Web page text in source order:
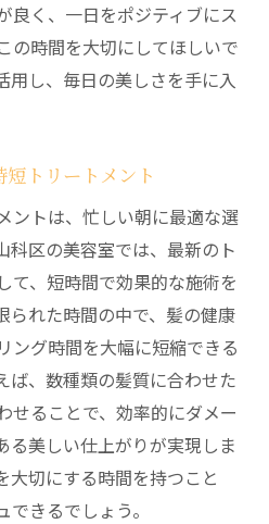
常の癒し
を特別にする理由
る美容室の魅力
すポジティブ効果
一日をどう変えるか
る美容室体験
る一日
でのリラクゼーション
供されるリラクゼーショ
としての美容室朝割
ョンの効果とは
の美容室体験
良く、一日をポジティブにス
の時間を大切にしてほしいで
用し、毎日の美しさを手に入
トリートメント
ントは、忙しい朝に最適な選
科区の美容室では、最新のト
て、短時間で効果的な施術を
られた時間の中で、髪の健康
ング時間を大幅に短縮できる
ば、数種類の髪質に合わせた
せることで、効率的にダメー
る美しい仕上がりが実現しま
大切にする時間を持つこと
きるでしょう。